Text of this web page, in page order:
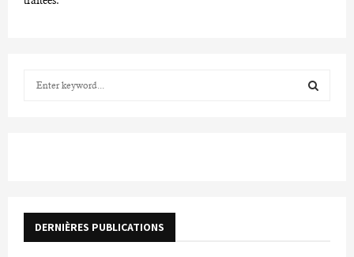
r
DERNIÈRES PUBLICATIONS